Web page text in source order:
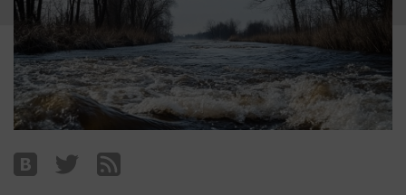
Спорт
Курилка
Поиск
Архив
Наша победа